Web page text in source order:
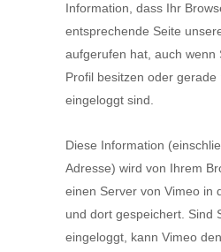
Information, dass Ihr
entsprechende Seite
aufgerufen hat, auch wenn
Profil besitzen oder gerade
eingeloggt sind.
Diese Information
Adresse) wird von Ihrem
einen Server von Vimeo in
und dort gespeichert. Sind
eingeloggt, kann Vimeo